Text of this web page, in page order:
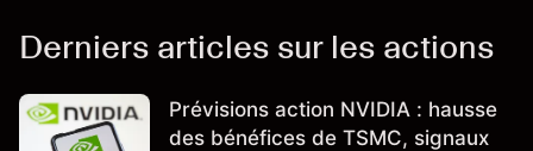
Derniers articles sur les actions
Prévisions action NVIDIA : hausse
des bénéfices de TSMC, signaux